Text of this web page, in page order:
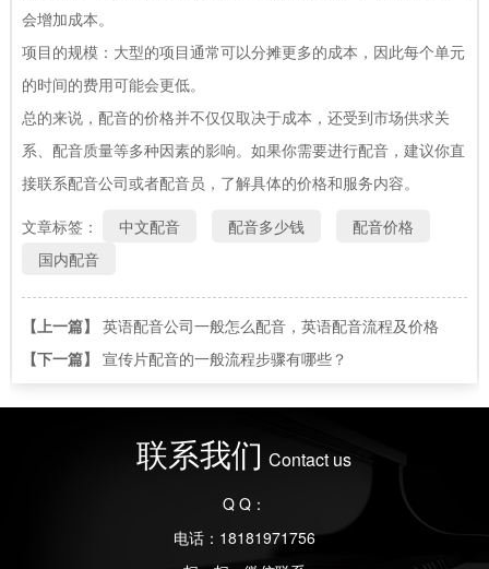
会增加成本。
项目的规模：大型的项目通常可以分摊更多的成本，因此每个单元
的时间的费用可能会更低。
总的来说，配音的价格并不仅仅取决于成本，还受到市场供求关
系、配音质量等多种因素的影响。如果你需要进行配音，建议你直
接联系配音公司或者配音员，了解具体的价格和服务内容。
文章标签：
中文配音 配音多少钱
配音价格
国内配音
【上一篇】 英语配音公司一般怎么配音，英语配音流程及价格
【下一篇】 宣传片配音的一般流程步骤有哪些？
联系我们 Contact us
Q Q：
电话：18181971756